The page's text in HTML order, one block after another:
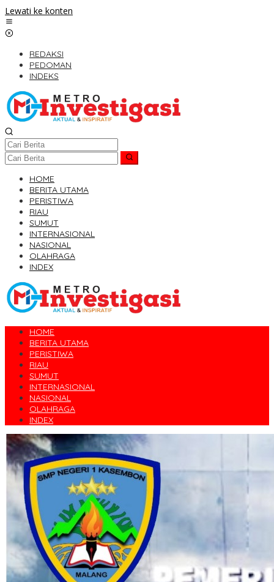
Lewati ke konten
REDAKSI
PEDOMAN
INDEKS
HOME
BERITA UTAMA
PERISTIWA
RIAU
SUMUT
INTERNASIONAL
NASIONAL
OLAHRAGA
INDEX
HOME
BERITA UTAMA
PERISTIWA
RIAU
SUMUT
INTERNASIONAL
NASIONAL
OLAHRAGA
INDEX